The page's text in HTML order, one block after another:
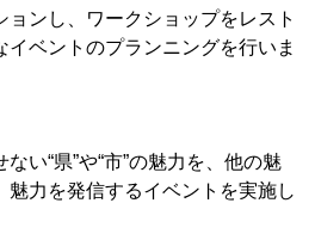
ンし、ワークショップをレスト
イベントのプランニングを行いま
い“県”や“市”の魅力を、他の魅
魅力を発信するイベントを実施し